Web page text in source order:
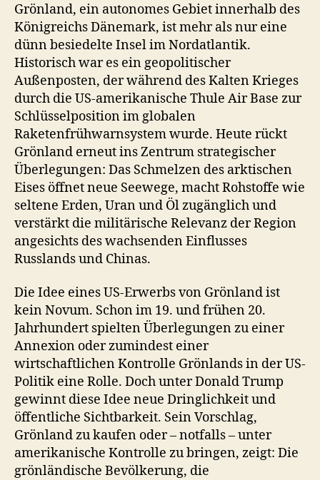
Grönland, ein autonomes Gebiet innerhalb des
Königreichs Dänemark, ist mehr als nur eine
dünn besiedelte Insel im Nordatlantik.
Historisch war es ein geopolitischer
Außenposten, der während des Kalten Krieges
durch die US-amerikanische Thule Air Base zur
Schlüsselposition im globalen
Raketenfrühwarnsystem wurde. Heute rückt
Grönland erneut ins Zentrum strategischer
Überlegungen: Das Schmelzen des arktischen
Eises öffnet neue Seewege, macht Rohstoffe wie
seltene Erden, Uran und Öl zugänglich und
verstärkt die militärische Relevanz der Region
angesichts des wachsenden Einflusses
Russlands und Chinas.
Die Idee eines US-Erwerbs von Grönland ist
kein Novum. Schon im 19. und frühen 20.
Jahrhundert spielten Überlegungen zu einer
Annexion oder zumindest einer
wirtschaftlichen Kontrolle Grönlands in der US-
Politik eine Rolle. Doch unter Donald Trump
gewinnt diese Idee neue Dringlichkeit und
öffentliche Sichtbarkeit. Sein Vorschlag,
Grönland zu kaufen oder – notfalls – unter
amerikanische Kontrolle zu bringen, zeigt: Die
grönländische Bevölkerung, die